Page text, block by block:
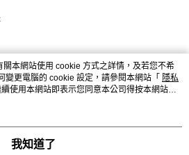
本網站使用 cookie 方式之詳情，及若您不希
變更電腦的 cookie 設定，請參閱本網站「 隱私
使用本網站即表示您同意本公司得按本網站使
。
我知道了